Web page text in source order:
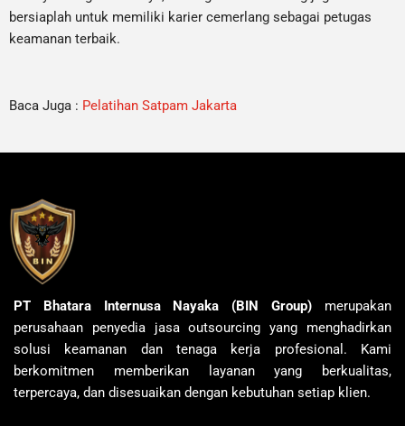
bersiaplah untuk memiliki karier cemerlang sebagai petugas
keamanan terbaik.
Baca Juga : Pelatihan Satpam Jakarta
PT Bhatara Internusa Nayaka (BIN Group) merupakan
perusahaan penyedia jasa outsourcing yang menghadirkan
solusi keamanan dan tenaga kerja profesional. Kami
berkomitmen memberikan layanan yang berkualitas,
terpercaya, dan disesuaikan dengan kebutuhan setiap klien.